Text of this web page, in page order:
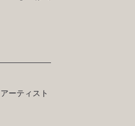
ーティスト